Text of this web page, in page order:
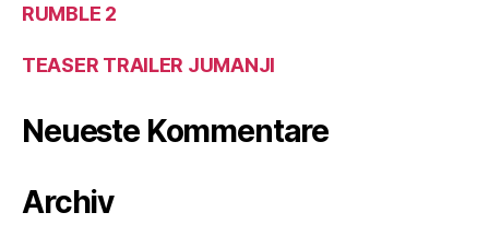
RUMBLE 2
TEASER TRAILER JUMANJI
Neueste Kommentare
Archiv